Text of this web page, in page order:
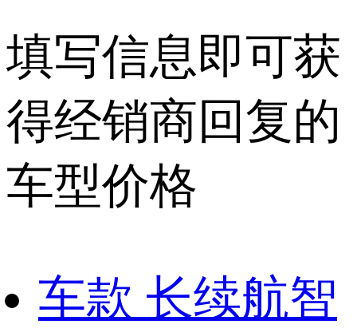
填写信息即可获
得经销商回复的
车型价格
车款 长续航智